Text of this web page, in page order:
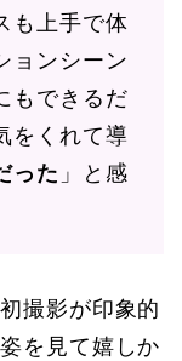
も上手で体
ョンシーン
もできるだ
をくれて導
った 」と感
撮影が印象的
を見て嬉しか